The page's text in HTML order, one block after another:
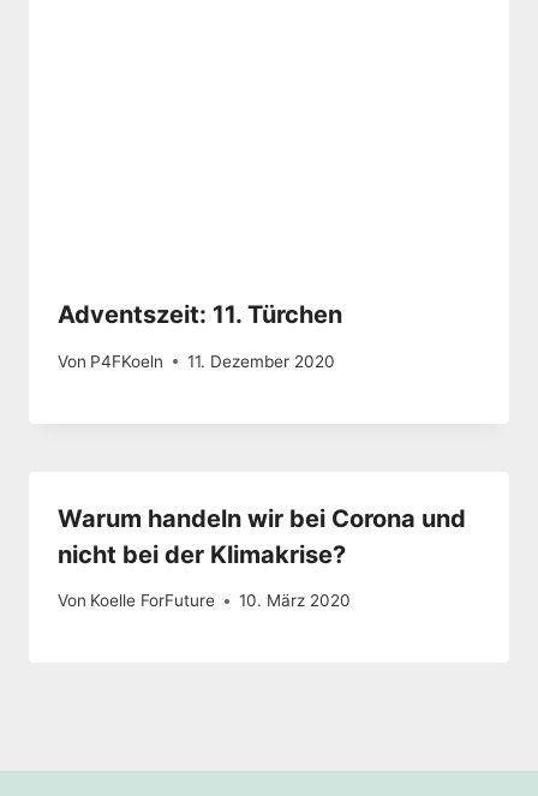
Adventszeit: 11. Türchen
Von P4FKoeln 11. Dezember 2020
Warum handeln wir bei Corona und
nicht bei der Klimakrise?
Von Koelle ForFuture 10. März 2020